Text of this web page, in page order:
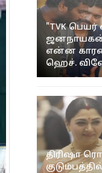
"TVK பெயர்
ஜனநாயகன்
என்ன
ஹெச்.
திரிஷா